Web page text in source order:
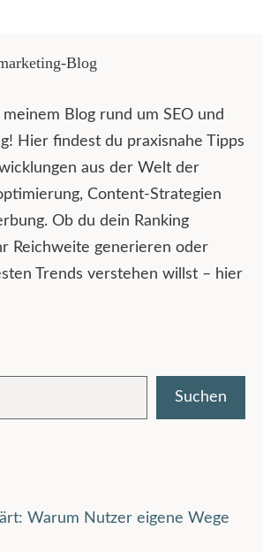
Blog
Blog rund um SEO und
Hier findest du praxisnahe Tipps
aus der Welt der
Content-Strategien
Ob du dein Ranking
Reichweite generieren oder
Trends verstehen willst – hier
Suchen
Warum Nutzer eigene Wege